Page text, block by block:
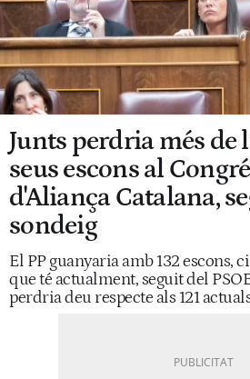
Junts perdria més de
seus escons al
d'Aliança Catalana,
sondeig
El PP guanyaria amb 132 escons,
que té actualment, seguit del
perdria deu respecte als 121